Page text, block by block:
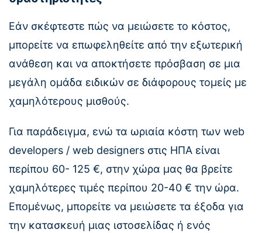
Εάν σκέφτεστε πώς να μειώσετε το κόστος,
μπορείτε να επωφεληθείτε από την εξωτερική
ανάθεση και να αποκτήσετε πρόσβαση σε μια
μεγάλη ομάδα ειδικών σε διάφορους τομείς με
χαμηλότερους μισθούς.
Για παράδειγμα, ενώ τα ωριαία κόστη των web
developers / web designers στις ΗΠΑ είναι
περίπου 60- 125 €, στην χώρα μας θα βρείτε
χαμηλότερες τιμές περίπου 20-40 € την ώρα.
Επομένως, μπορείτε να μειώσετε τα έξοδα για
την κατασκευή μιας ιστοσελίδας ή ενός